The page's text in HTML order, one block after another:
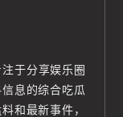
于分享娱乐圈
息的综合吃瓜
和最新事件，